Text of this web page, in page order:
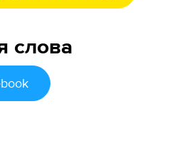
слова